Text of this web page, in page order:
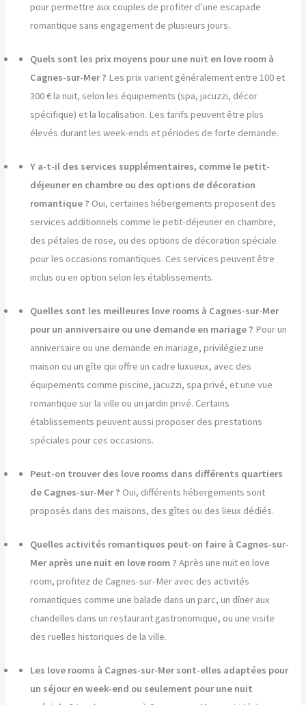
pour permettre aux couples de profiter d’une escapade
romantique sans engagement de plusieurs jours.
Quels sont les prix moyens pour une nuit en love room à
Cagnes-sur-Mer ? Les prix varient généralement entre 100 et
300 € la nuit, selon les équipements (spa, jacuzzi, décor
spécifique) et la localisation. Les tarifs peuvent être plus
élevés durant les week-ends et périodes de forte demande.
Y a-t-il des services supplémentaires, comme le petit-
déjeuner en chambre ou des options de décoration
romantique ? Oui, certaines hébergements proposent des
services additionnels comme le petit-déjeuner en chambre,
des pétales de rose, ou des options de décoration spéciale
pour les occasions romantiques. Ces services peuvent être
inclus ou en option selon les établissements.
Quelles sont les meilleures love rooms à Cagnes-sur-Mer
pour un anniversaire ou une demande en mariage ? Pour un
anniversaire ou une demande en mariage, privilégiez une
maison ou un gîte qui offre un cadre luxueux, avec des
équipements comme piscine, jacuzzi, spa privé, et une vue
romantique sur la ville ou un jardin privé. Certains
établissements peuvent aussi proposer des prestations
spéciales pour ces occasions.
Peut-on trouver des love rooms dans différents quartiers
de Cagnes-sur-Mer ? Oui, différents hébergements sont
proposés dans des maisons, des gîtes ou des lieux dédiés.
Quelles activités romantiques peut-on faire à Cagnes-sur-
Mer après une nuit en love room ? Après une nuit en love
room, profitez de Cagnes-sur-Mer avec des activités
romantiques comme une balade dans un parc, un dîner aux
chandelles dans un restaurant gastronomique, ou une visite
des ruelles historiques de la ville.
Les love rooms à Cagnes-sur-Mer sont-elles adaptées pour
un séjour en week-end ou seulement pour une nuit